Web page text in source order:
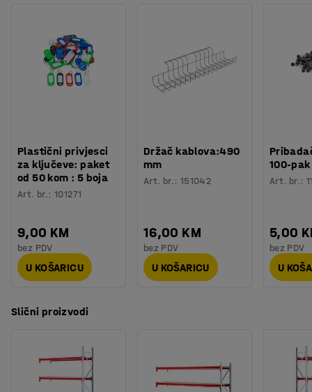
Plastični privjesci
za ključeve: paket
od 50 kom : 5 boja
Art. br.:101271
9,00 KM
bez PDV
U KOŠARICU
Držač kablova:490
mm
Art. br.: 151042
16,00 KM
bez PDV
U KOŠARICU
100-pak
Art. br.:
5,00
bez PDV
U
Slični proizvodi